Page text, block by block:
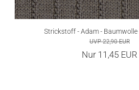
Strickstoff - Adam - Baumwolle
UVP 22,90 EUR
Nur 11,45 EUR